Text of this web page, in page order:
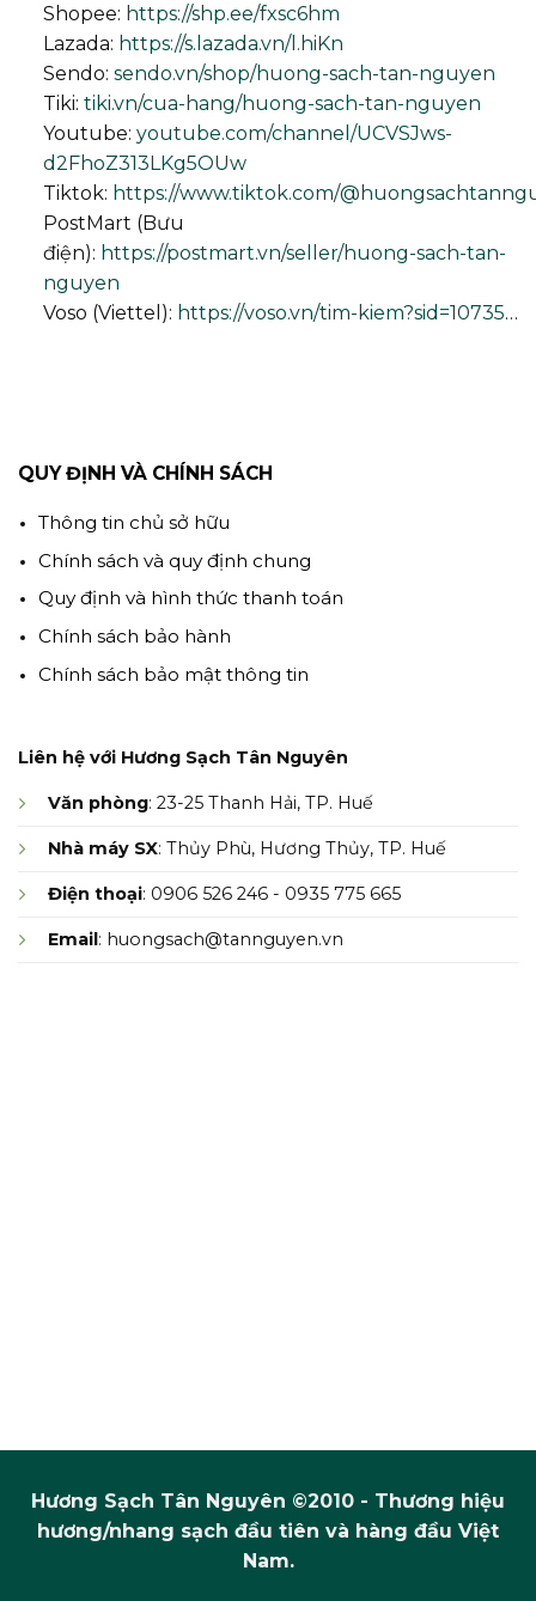
Shopee: https://shp.ee/fxsc6hm
Lazada: https://s.lazada.vn/l.hiKn
Sendo: sendo.vn/shop/huong-sach-tan-nguyen
Tiki: tiki.vn/cua-hang/huong-sach-tan-nguyen
Youtube: youtube.com/channel/UCVSJws-
d2FhoZ313LKg5OUw
Tiktok: https://www.tiktok.com/
PostMart (Bưu
điện): https://postmart.vn/seller/huong-sach-tan-
nguyen
Voso (Viettel): https://voso.vn/tim-kiem?sid=10735…
QUY ĐỊNH VÀ CHÍNH SÁCH
Thông tin chủ sở hữu
Chính sách và quy định chung
Quy định và hình thức thanh toán
Chính sách bảo hành
Chính sách bảo mật thông tin
Liên hệ với Hương Sạch Tân Nguyên
Văn phòng: 23-25 Thanh Hải, TP. Huế
Nhà máy SX: Thủy Phù, Hương Thủy, TP. Huế
Điện thoại: 0906 526 246 - 0935 775 665
Email: huongsach@tannguyen.vn
Hương Sạch Tân Nguyên ©2010 - Thương hiệu
hương/nhang sạch đầu tiên và hàng đầu Việt
Nam.